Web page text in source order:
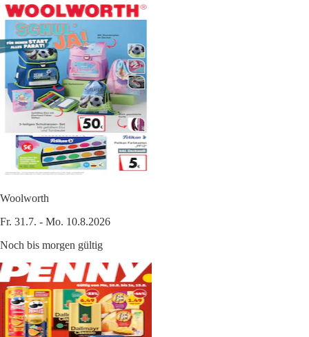
Woolworth
Fr. 31.7. - Mo. 10.8.2026
Noch bis morgen gültig